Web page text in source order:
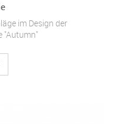
im Design der
"Autumn"